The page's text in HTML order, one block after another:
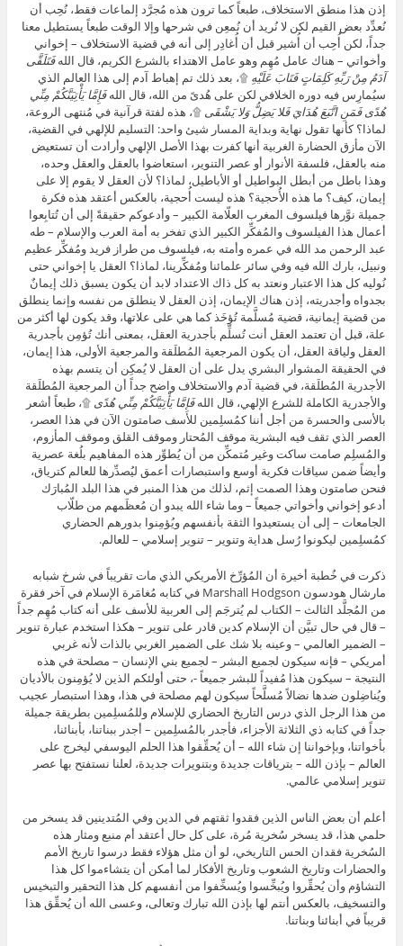
إذن هذا منطق الاستخلاف، طبعاً كما ترون هذه مُجرَّد إلماعات فقط، نُحِب أن
نُعدِّد بعض القيم لكن لا نُريد أن نُمعِن في شرحها وإلا الوقت طبعاً يستطيل معنا
جداً، لكن أُحِب أن أُشير قبل أن أُغادِر إلى أنه في قضية الاستخلاف – إخواني
وأخواتي – هناك عامل مُهِم وهو عامل الاهتداء بالشرع الكريم، قال اللهفَتَلَقَّى
آدَمُ مِنْ رَبِّهِ كَلِمَاتٍ فَتَابَ عَلَيْهِ ۩، بعد ذلك تم إهباط آدم إلى هذا العالم الذي
سيُمارِس فيه دوره الخلافي لكن على هُدىً من الله، قال اللهفَإِمَّا يَأْتِيَنَّكُمْ مِنِّي
هُدًى فَمَنِ اتَّبَعَ هُدَايَ فَلا يَضِلُّ وَلا يَشْقَى ۩، هذه لفتة قرآنية في مُنتهى الروعة،
لماذا؟ كأنها تقول نهاية وبداية المسار شيئ واحد: التسليم للإلهي في القضية،
الآن مأزق الحضارة الغربية أنها كفرت بهذا الأصل الإلهي وأرادت أن تستعيض
منه بالعقل، فلسفة الأنوار أو عصر التنوير، استعاضوا بالعقل والعقل وحده،
وهذا باطل من أبطل البواطيل أو الأباطيل، لماذا؟ لأن العقل لا يقوم إلا على
إيمان، كيف؟ ما هذه الأُحجية؟ هذه ليست أُحجية، بالعكس أعتقد هذه فكرة
جميلة نوَّرها فيلسوف المغرب العلّامة الكبير – وأدعوكم حقيقةً إلى أن تُتابِعوا
أعمال هذا الفيلسوف والمُفكِّر الكبير الذي تفخر به أمة العرب والإسلام – طه
عبد الرحمن مد الله في عمره وأمته به، فيلسوف من طراز فريد ومُفكِّر عظيم
ونبيل، بارك الله فيه وفي سائر علمائنا ومُفكِّرينا، لماذا؟ العقل يا إخواني حتى
نُوليه كل هذا الاعتبار ونعتد به كل ذاك الاعتداد لابد أن يكون يسبق ذلك إيمانٌ
بجدواه وأجدريته، إذن هناك الإيمان، إذن العقل لا ينطلق من نفسه وإنما ينطلق
من قضية إيمانية، قضية مُسلَّمة تُؤخَذ كما هي على علاتها، وقد يكون لها أكثر من
علة، قبل أن تعتمد العقل أنت تُسلِّم بأجدرية العقل، بمعنى أنك تُؤمِن بأجدرية
العقل ولياقة العقل، أن يكون المرجعية المُطلَقة والمرجعية الأولى، هذا إيمان،
في الحقيقة المشوار البشري يدل على أن العقل لا يُمكِن أن يتسم بهذه
الأجدرية المُطلَقة، في قضية آدم والاستخلاف واضح جداً أن المرجعية المُطلَقة
والأجدرية الكاملة للشرع الإلهي، قال اللهفَإِمَّا يَأْتِيَنَّكُمْ مِنِّي هُدًى ۩، طبعاً أشعر
بالأسى والحسرة من أجل أننا كمُسلِمين للأسف صامتون الآن في هذا العصر،
العصر الذي تقف فيه البشرية موقف المُحتار وموقف القلق وموقف المأزوم،
والمُسلِم صامت ساكت وغير مُتمكِّن من أن يُطوِّر هذه المفاهيم بلُغة عصرية
وأيضاً ضمن سياقات فكرية أوسع واستبصارات أعمق ليُصدِّرها للعالم كترياق،
فنحن صامتون وهذا الصمت إثم، لذلك من هذا المنبر في هذا البلد المُبارَك
أدعو إخواني وأخواتي جميعاً – وما شاء الله يبدو أن مُعظَمهم من طلّاب
الجامعات – إلى أن يستعيدوا الثقة بأنفسهم ويُؤمِنوا بدورهم الحضاري
كمُسلِمين ليكونوا رُسل هداية وتنوير – تنوير إسلامي – للعالم.
ذكرت في خُطبة أخيرة أن المُؤرِّخ الأمريكي الذي مات تقريباً في شرخ شبابه
مارشال هودسون Marshall Hodgson في كتابه مُغامَرة الإسلام في آخر فقرة
من المُجلَّد الثالث – الكتاب لم يُترجَم إلى العربية للأسف على أنه كتاب مُهِم جداً
– قال في حال تبيَّن أن الإسلام كدين قادر على تنوير – هكذا استخدم عبارة تنوير
– الضمير العالمي – وعينه بلا شك على الضمير الغربي بالذات لأنه غربي
أمريكي – فإنه سيكون لجميع البشر – لجميع بني الإنسان – مصلحة في هذه
النتيجة – سيكون هذا مُفيداً للبشر جميعاً -، حتى أولئكم الذين لا يُؤمِنون بالأديان
ويُناضِلون ضدها نضالاً مُسلَّحاً سيكون لهم مصلحة في هذا، وهذا استبصار عجيب
من هذا الرجل الذي درس التاريخ الحضاري للإسلام وللمُسلِمين بطريقة جميلة
جداً في كتابه ذي الثلاثة الأجزاء، فأجدر بالمُسلِمين – أجدر ببناتنا، بأبنائنا،
بأخواتنا، وبإخواننا إن شاء الله – أن يُحقِّقوا هذا الحلم اليوسفي ليخرج على
العالم – بإذن الله – بترياقات جديدة وبتنويرات جديدة، لعلنا نستفتح بها عصر
تنوير إسلامي عالمي.
أعلم أن بعض الناس الذين فقدوا ثقتهم في الدين وفي المُتدينين قد يسخر من
حلمي هذا، قد يسخر سُخرية مُرة، على كل حال أعتقد أم منبع ومثار هذه
السُخرية فقدان الحس التاريخي، لو أن مثل هؤلاء فقط درسوا تاريخ الأمم
والحضارات وتاريخ الشعوب وتاريخ الأفكار لما أمكن أن يتشاءموا كل هذا
التشاؤم وأن يُحقِّروا ويُبخِّسوا ويُسخِّفوا من أنفسهم كل هذا التحقير والتبخيس
والتسخيف، بالعكس أنتم لها بإذن الله تبارك وتعالى، وعسى الله أن يُحقِّق هذا
قريباً في أبنائنا وبناتنا.